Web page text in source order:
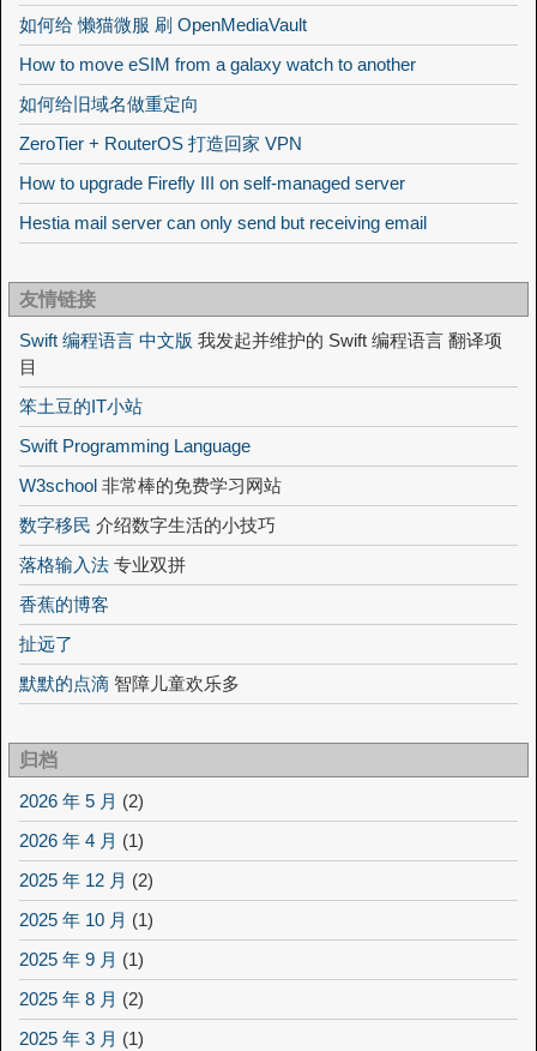
如何给 懒猫微服 刷 OpenMediaVault
How to move eSIM from a galaxy watch to another
如何给旧域名做重定向
ZeroTier + RouterOS 打造回家 VPN
How to upgrade Firefly III on self-managed server
Hestia mail server can only send but receiving email
友情链接
Swift 编程语言 中文版 我发起并维护的 Swift 编程语言 翻译项
目
笨土豆的IT小站
Swift Programming Language
W3school 非常棒的免费学习网站
数字移民 介绍数字生活的小技巧
落格输入法 专业双拼
香蕉的博客
扯远了
默默的点滴 智障儿童欢乐多
归档
2026 年 5 月 (2)
2026 年 4 月 (1)
2025 年 12 月 (2)
2025 年 10 月 (1)
2025 年 9 月 (1)
2025 年 8 月 (2)
2025 年 3 月 (1)